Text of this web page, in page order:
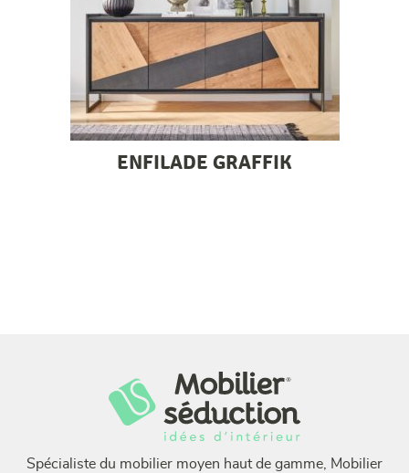
ENFILADE GRAFFIK
Spécialiste du mobilier moyen haut de gamme, Mobilier